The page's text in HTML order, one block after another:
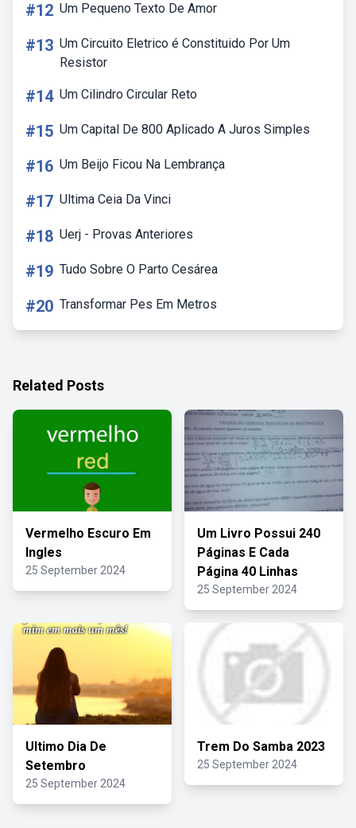
#12 Um Pequeno Texto De Amor
#13 Um Circuito Eletrico é Constituido Por Um
Resistor
#14 Um Cilindro Circular Reto
#15 Um Capital De 800 Aplicado A Juros Simples
#16 Um Beijo Ficou Na Lembrança
#17 Ultima Ceia Da Vinci
#18 Uerj - Provas Anteriores
#19 Tudo Sobre O Parto Cesárea
#20 Transformar Pes Em Metros
Related Posts
Vermelho Escuro Em
Ingles
25 September 2024
Um Livro Possui 240
Páginas E Cada
Página 40 Linhas
25 September 2024
Ultimo Dia De
Setembro
25 September 2024
Trem Do Samba 2023
25 September 2024